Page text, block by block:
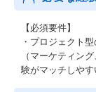
【必須要件】
・プロジェクト
（マーケティン
験がマッチしやす